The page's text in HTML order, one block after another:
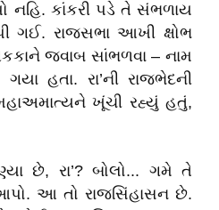
નહિ. કાંકરી પડે તે સંભળાય
ગઈ. રાજસભા આખી ક્ષોભ
જવાબ સાંભળવા – નામ
હતા. રા’ની રાજભેદની
ખૂંચી રહ્યું હતું,
છે, રા’? બોલો... ગમે તે
આ તો રાજસિંહાસન છે.